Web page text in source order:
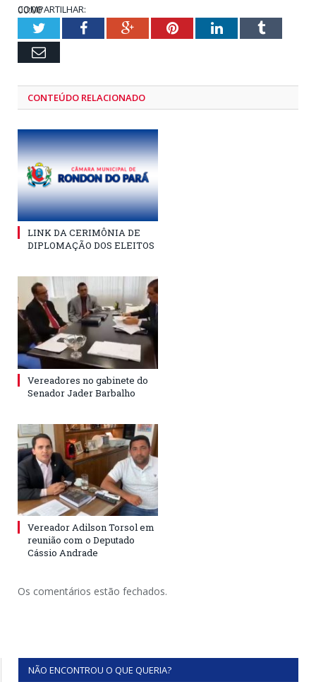
00:00
01:28
COMPARTILHAR:
TwitterFacebookGoogle+PinterestLinkedInTumblr
Email
CONTEÚDO RELACIONADO
LINK DA CERIMÔNIA DE
DIPLOMAÇÃO DOS ELEITOS
Vereadores no gabinete do
Senador Jader Barbalho
Vereador Adilson Torsol em
reunião com o Deputado
Cássio Andrade
Os comentários estão fechados.
NÃO ENCONTROU O QUE QUERIA?